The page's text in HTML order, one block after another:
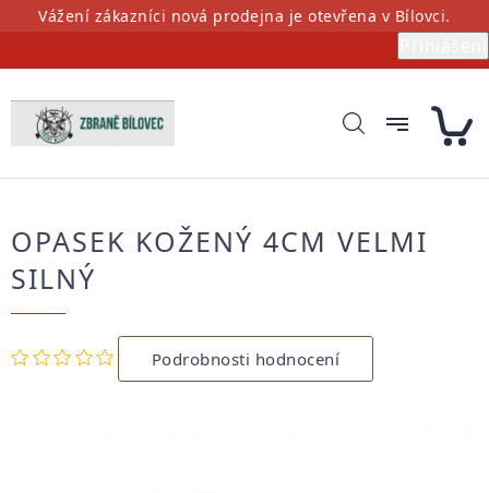
PřejítVážení zákazníci nová prodejna je otevřena v Bílovci.
OPASEK KOŽENÝ 4CM VELMI
SILNÝ
Průměrné
hodnocení
produktu
Podrobnosti hodnocení